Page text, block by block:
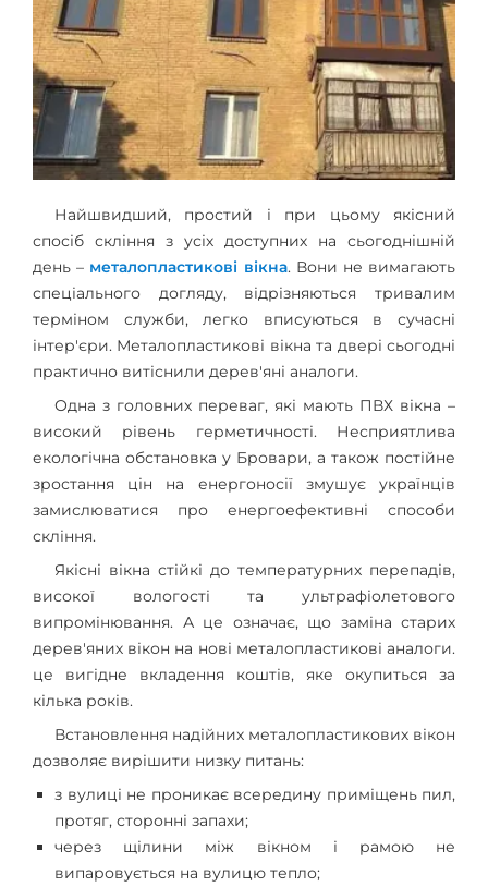
Найшвидший, простий і при цьому якісний
спосіб скління з усіх доступних на сьогоднішній
день – металопластикові вікна. Вони не вимагають
спеціального догляду, відрізняються тривалим
терміном служби, легко вписуються в сучасні
інтер'єри. Металопластикові вікна та двері сьогодні
практично витіснили дерев'яні аналоги.
Одна з головних переваг, які мають ПВХ вікна –
високий рівень герметичності. Несприятлива
екологічна обстановка у Бровари, а також постійне
зростання цін на енергоносії змушує українців
замислюватися про енергоефективні способи
скління.
Якісні вікна стійкі до температурних перепадів,
високої вологості та ультрафіолетового
випромінювання. А це означає, що заміна старих
дерев'яних вікон на нові металопластикові аналоги.
це вигідне вкладення коштів, яке окупиться за
кілька років.
Встановлення надійних металопластикових вікон
дозволяє вирішити низку питань:
з вулиці не проникає всередину приміщень пил,
протяг, сторонні запахи;
через щілини між вікном і рамою не
випаровується на вулицю тепло;